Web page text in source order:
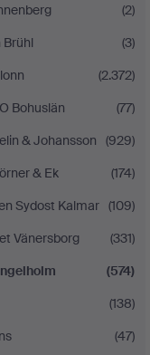
(2)
(3)
(2.372)
Bohuslän
(77)
& Johansson
(929)
& Ek
(174)
Sydost Kalmar (109)
Vänersborg
(331)
(574)
(138)
(47)